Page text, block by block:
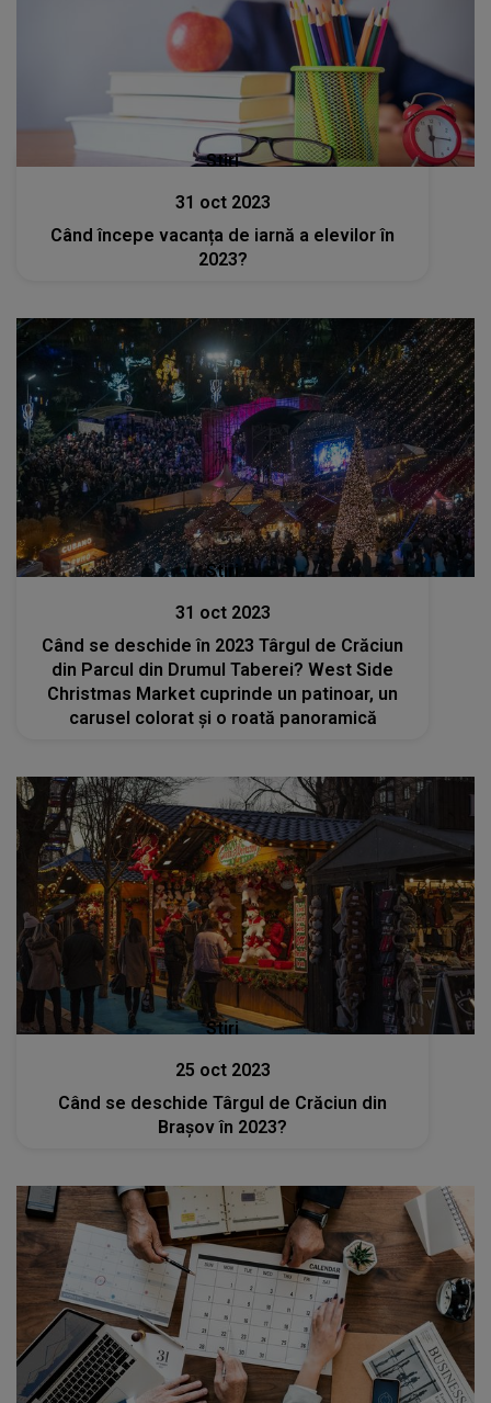
Stiri
31 oct 2023
Când începe vacanța de iarnă a elevilor în
2023?
Stiri
31 oct 2023
Când se deschide în 2023 Târgul de Crăciun
din Parcul din Drumul Taberei? West Side
Christmas Market cuprinde un patinoar, un
carusel colorat și o roată panoramică
Stiri
25 oct 2023
Când se deschide Târgul de Crăciun din
Brașov în 2023?